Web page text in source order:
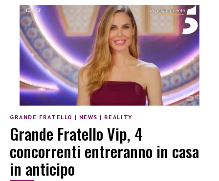
GRANDE FRATELLO | NEWS | REALITY
Grande Fratello Vip, 4
concorrenti entreranno in casa
in anticipo